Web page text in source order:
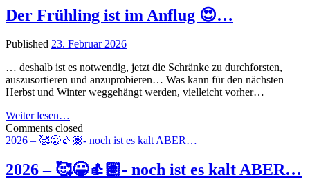
Sie
da
und
Ihnen
…
Der Frühling ist im Anflug 😍…
Published 23. Februar 2026
… deshalb ist es notwendig, jetzt die Schränke zu durchforsten,
auszusortieren und anzuprobieren… Was kann für den nächsten
Herbst und Winter weggehängt werden, vielleicht vorher…
Weiter lesen…
Frühling
ist
Anflug
😍…
Comments closed
2026 – 🥰😀👍🏽- noch ist es kalt ABER…
2026 – 🥰😀👍🏽- noch ist es kalt ABER…